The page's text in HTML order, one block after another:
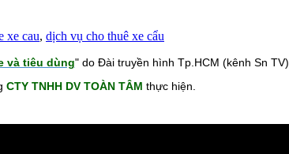
xe cau, dịch vụ cho thuê xe cẩu
và tiêu dùng" do Đài truyền hình Tp.HCM (kênh Sn TV)
CTY TNHH DV TOÀN TÂM thực hiện.